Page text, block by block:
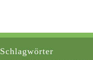
Schlagwörter